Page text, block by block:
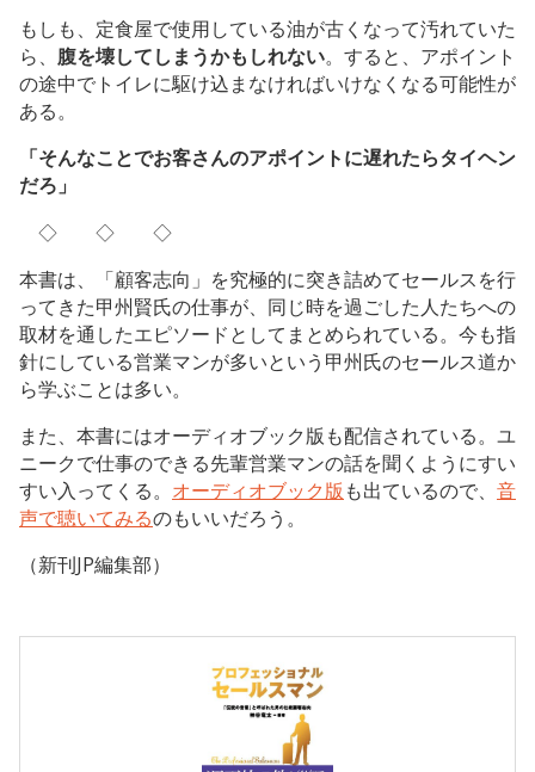
もしも、定食屋で使用している油が古くなって汚れていた
ら、 腹を壊してしまうかもしれない。すると、アポイント
の途中でトイレに駆け込まなければいけなくなる可能性が
ある。
「そんなことでお客さんのアポイントに遅れたらタイヘン
だろ」
◇ ◇ ◇
本書は、「顧客志向」を究極的に突き詰めてセールスを行
ってきた甲州賢氏の仕事が、同じ時を過ごした人たちへの
取材を通したエピソードとしてまとめられている。今も指
針にしている営業マンが多いという甲州氏のセールス道か
ら学ぶことは多い。
また、本書にはオーディオブック版も配信されている。ユ
ニークで仕事のできる先輩営業マンの話を聞くようにすい
すい入ってくる。 オーディオブック版 も出ているので、 音
声で聴いてみるのもいいだろう。
（新刊JP編集部）